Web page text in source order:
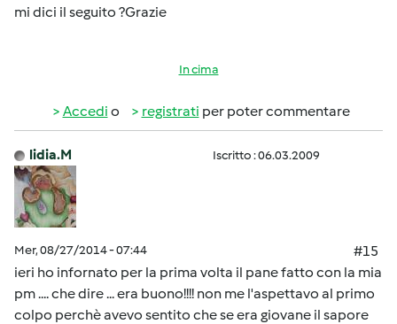
mi dici il seguito ?Grazie
In cima
Accedi o registrati per poter commentare
lidia.M Iscritto : 06.03.2009
Mer, 08/27/2014 - 07:44
#15
ieri ho infornato per la prima volta il pane fatto con la mia
pm .... che dire ... era buono!!!! non me l'aspettavo al primo
colpo perchè avevo sentito che se era giovane il sapore